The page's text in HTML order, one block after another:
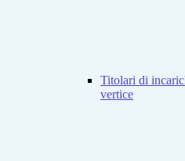
Titolari di
vertice